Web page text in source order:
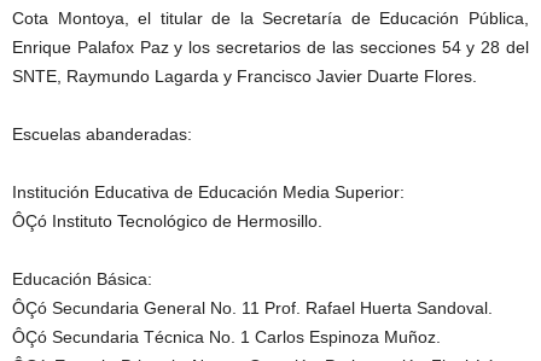
Cota Montoya, el titular de la Secretaría de Educación Pública,
Enrique Palafox Paz y los secretarios de las secciones 54 y 28 del
SNTE, Raymundo Lagarda y Francisco Javier Duarte Flores.
Escuelas abanderadas:
Institución Educativa de Educación Media Superior:
ÔÇó Instituto Tecnológico de Hermosillo.
Educación Básica:
ÔÇó Secundaria General No. 11 Prof. Rafael Huerta Sandoval.
ÔÇó Secundaria Técnica No. 1 Carlos Espinoza Muñoz.